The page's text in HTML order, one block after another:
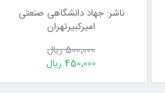
ناشر: جهاد دانشگاهی صنعتی
امیرکبیرتهران
500٬000 ریال
450٬000 ریال